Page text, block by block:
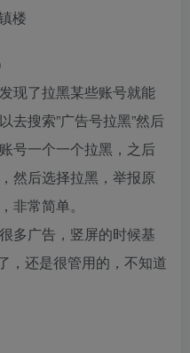
楼
现了拉黑某些账号就能
去搜索”广告号拉黑”然后
号一个一个拉黑，之后
然后选择拉黑，举报原
非常简单。
多广告，竖屏的时候基
，还是很管用的，不知道